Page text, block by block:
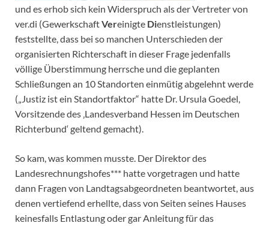
und es erhob sich kein Widerspruch als der Vertreter von
ver.di (GewerkschaftVereinigte Dienstleistungen)
feststellte, dass bei so manchen Unterschieden der
organisierten Richterschaft in dieser Frage jedenfalls
völlige Überstimmung herrsche und die geplanten
Schließungen an 10 Standorten einmütig abgelehnt werde
(„Justiz ist ein Standortfaktor“ hatte Dr. Ursula Goedel,
Vorsitzende des ‚Landesverband Hessen im Deutschen
Richterbund‘ geltend gemacht).
So kam, was kommen musste. Der Direktor des
Landesrechnungshofes*** hatte vorgetragen und hatte
dann Fragen von Landtagsabgeordneten beantwortet, aus
denen vertiefend erhellte, dass von Seiten seines Hauses
keinesfalls Entlastung oder gar Anleitung für das